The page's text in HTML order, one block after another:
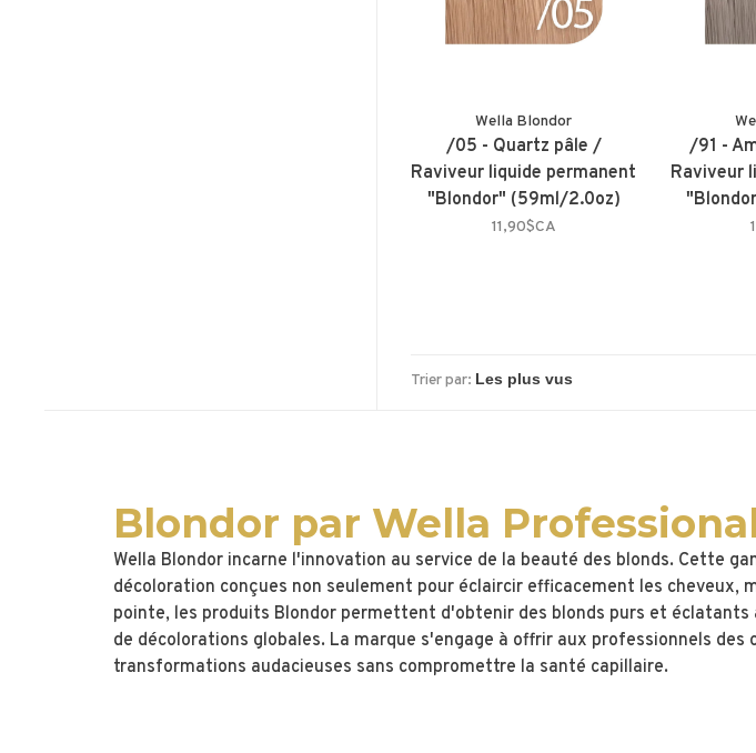
Wella Blondor
/05 - Quartz pâle /
Raviveur liquide permanent
"Blondor" (59ml/2.0oz)
11,90$CA
/91 -
Raviveur
Trier par:
Blondor par Wella
Wella Blondor incarne l'innovation au service de la beauté des blonds. Cette
décoloration conçues non seulement pour éclaircir efficacement les cheveux,
pointe, les produits Blondor permettent d'obtenir des blonds purs et
de décolorations globales. La marque s'engage à offrir aux professionnels
transformations audacieuses sans compromettre la santé capillaire.